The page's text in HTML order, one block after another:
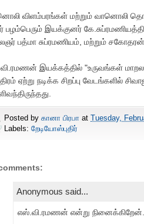
விளம்பரங்கள் மற்றும் வானொலி
பழம்பெரும் இயக்குனர்
பத்மா சுப்ரமணியம், மற்றும் சகோதரன்
இயக்கத்தில் "உருவங்கள்
ஏற்று நடிக்க சிறப்பு வேடங்களில்
Posted by கானா பிரபா at Tuesday,
Labels: றேடியோஸ்புதிர்
Anonymous said...
எஸ்.வி.ரமணன் என்று